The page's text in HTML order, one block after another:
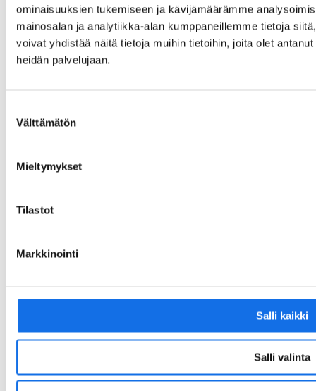
ominaisuuksien tukemiseen ja kävijämäärämme
mainosalan ja analytiikka-alan kumppaneillemme tietoja
voivat yhdistää näitä tietoja muihin tietoihin, joita olet
heidän palvelujaan.
valinta
Välttämätön
Mieltymykset
Tilastot
Markkinointi
Salli kaikki
Salli valinta
Laskutusosoitetiedot
E-invoice:
OVT: 003734993979
Zero Mine Solutions Oy
PL 100
e-mail address for pdf invoice